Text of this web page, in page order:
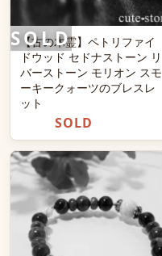
【古の木霊】ペトリファイ
ドウッド セドナストーン リ
バーストーン モリオン スモ
ーキークォーツのブレスレ
ット